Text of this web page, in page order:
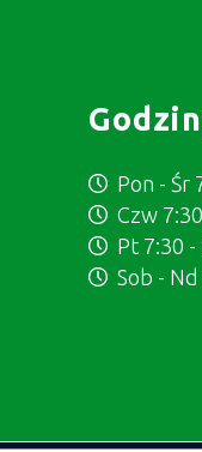
Pon - Śr
Czw
Pt 7:30 -
Sob -